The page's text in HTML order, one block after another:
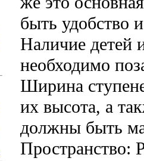
быть удобство
Наличие детей
необходимо
Ширина
их высота, а
должны быть
Пространство: